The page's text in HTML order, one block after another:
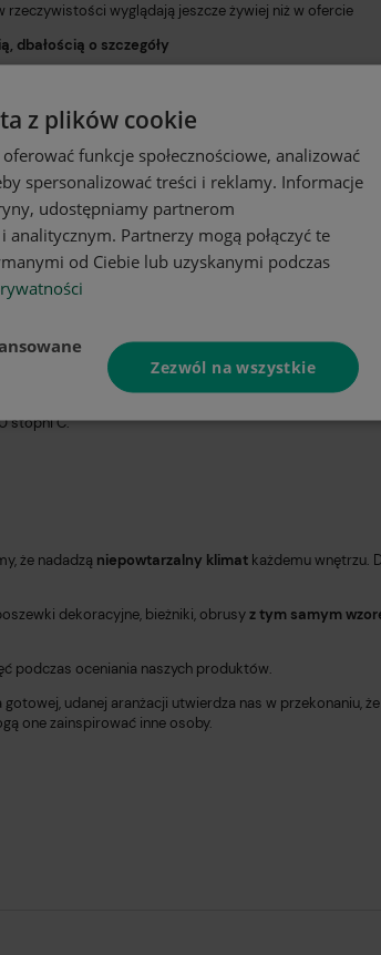
rzeczywistości wyglądają jeszcze żywiej niż w ofercie
dbałością o szczegóły
smok(marszczenie 1:2)
stopni C.
że nadadzą niepowtarzalny klimat każdemu wnętrzu.
dekoracyjne, bieżniki, obrusyz tym samym
podczas oceniania naszych produktów.
udanej aranżacji utwierdza nas w przekonaniu,
one zainspirować inne osoby.
z plików cookie
funkcje społecznościowe, analizować
spersonalizować treści i reklamy. Informacje
udostępniamy partnerom
Partnerzy mogą połączyć te
od Ciebie lub uzyskanymi podczas
Zezwól na wszystkie